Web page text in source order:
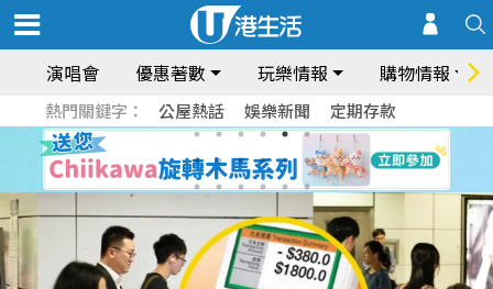
演唱會 優惠著數 玩樂情報 購物情報
熱門關鍵字： 公屋熱話 娛樂新聞 定期存款